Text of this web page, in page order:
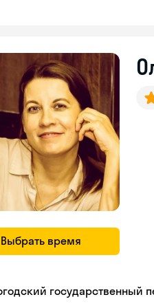
Выбрать время
государственный